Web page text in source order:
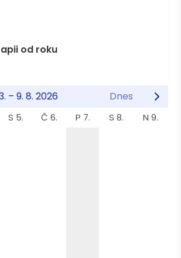
od roku
– 9. 8. 2026 Dnes
S 5. Č 6. P 7. S 8. N 9.